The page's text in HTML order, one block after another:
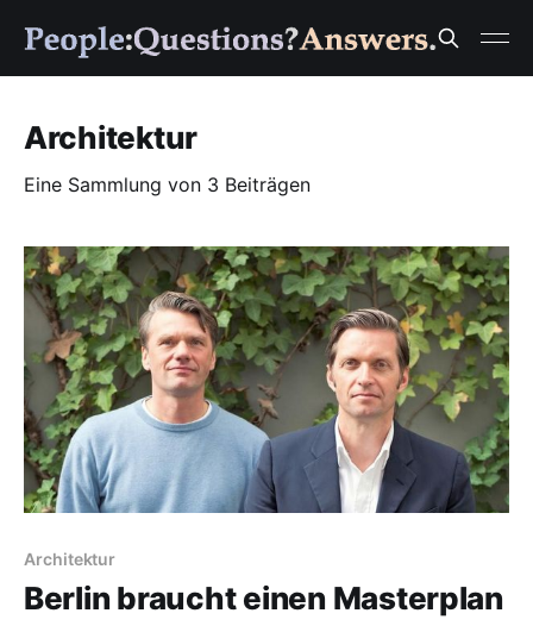
Architektur
Eine Sammlung von 3 Beiträgen
Architektur
Berlin braucht einen Masterplan